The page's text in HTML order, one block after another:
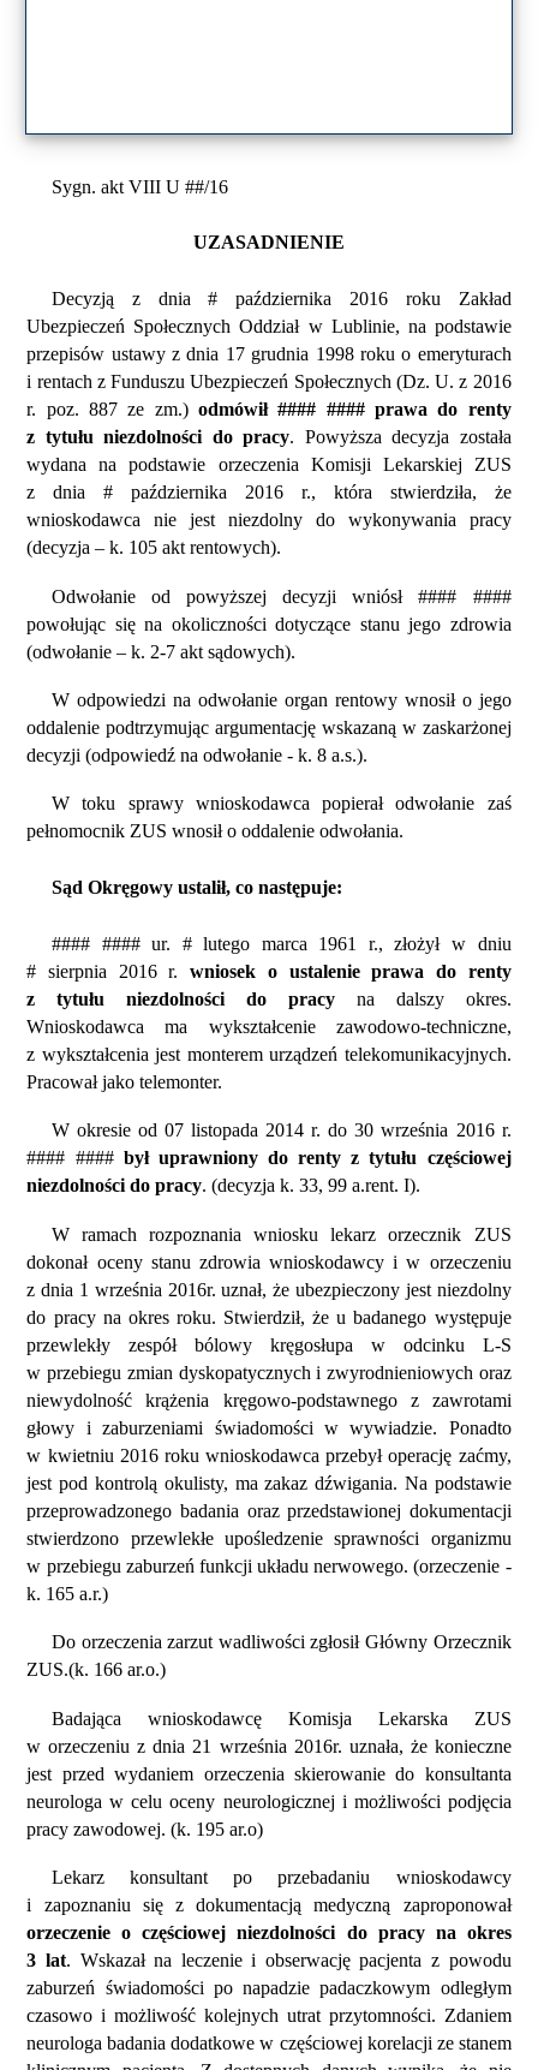
Sygn. akt VIII U ##/16
UZASADNIENIE
Decyzją z dnia # października 2016 roku Zakład
Ubezpieczeń Społecznych Oddział w Lublinie, na podstawie
przepisów ustawy z dnia 17 grudnia 1998 roku o emeryturach
i rentach z Funduszu Ubezpieczeń Społecznych (Dz. U. z 2016
r. poz. 887 ze zm.) odmówił #### #### prawa do renty
z tytułu niezdolności do pracy. Powyższa decyzja została
wydana na podstawie orzeczenia Komisji Lekarskiej ZUS
z dnia # października 2016 r., która stwierdziła, że
wnioskodawca nie jest niezdolny do wykonywania pracy
(decyzja – k. 105 akt rentowych).
Odwołanie od powyższej decyzji wniósł #### ####
powołując się na okoliczności dotyczące stanu jego zdrowia
(odwołanie – k. 2-7 akt sądowych).
W odpowiedzi na odwołanie organ rentowy wnosił o jego
oddalenie podtrzymując argumentację wskazaną w zaskarżonej
decyzji (odpowiedź na odwołanie - k. 8 a.s.).
W toku sprawy wnioskodawca popierał odwołanie zaś
pełnomocnik ZUS wnosił o oddalenie odwołania.
Sąd Okręgowy ustalił, co następuje:
#### #### ur. # lutego marca 1961 r., złożył w dniu
# sierpnia 2016 r.wniosek o ustalenie prawa do renty
z tytułu niezdolności do pracyna dalszy okres.
Wnioskodawca ma wykształcenie zawodowo-techniczne,
z wykształcenia jest monterem urządzeń telekomunikacyjnych.
Pracował jako telemonter.
W okresie od 07 listopada 2014 r. do 30 września 2016 r.
#### #### był uprawniony do renty z tytułu częściowej
niezdolności do pracy. (decyzja k. 33, 99 a.rent. I).
W ramach rozpoznania wniosku lekarz orzecznik ZUS
dokonał oceny stanu zdrowia wnioskodawcy i w orzeczeniu
z dnia 1 września 2016r. uznał, że ubezpieczony jest niezdolny
do pracy na okres roku. Stwierdził, że u badanego występuje
przewlekły zespół bólowy kręgosłupa w odcinku L-S
w przebiegu zmian dyskopatycznych i zwyrodnieniowych oraz
niewydolność krążenia kręgowo-podstawnego z zawrotami
głowy i zaburzeniami świadomości w wywiadzie. Ponadto
w kwietniu 2016 roku wnioskodawca przebył operację zaćmy,
jest pod kontrolą okulisty, ma zakaz dźwigania. Na podstawie
przeprowadzonego badania oraz przedstawionej dokumentacji
stwierdzono przewlekłe upośledzenie sprawności organizmu
w przebiegu zaburzeń funkcji układu nerwowego. (orzeczenie -
k. 165 a.r.)
Do orzeczenia zarzut wadliwości zgłosił Główny Orzecznik
ZUS.(k. 166 ar.o.)
Badająca wnioskodawcę Komisja Lekarska ZUS
w orzeczeniu z dnia 21 września 2016r. uznała, że konieczne
jest przed wydaniem orzeczenia skierowanie do konsultanta
neurologa w celu oceny neurologicznej i możliwości podjęcia
pracy zawodowej. (k. 195 ar.o)
Lekarz konsultant po przebadaniu wnioskodawcy
i zapoznaniu się z dokumentacją medyczną zaproponował
orzeczenie o częściowej niezdolności do pracy na okres
3 lat. Wskazał na leczenie i obserwację pacjenta z powodu
zaburzeń świadomości po napadzie padaczkowym odległym
czasowo i możliwość kolejnych utrat przytomności. Zdaniem
neurologa badania dodatkowe w częściowej korelacji ze stanem